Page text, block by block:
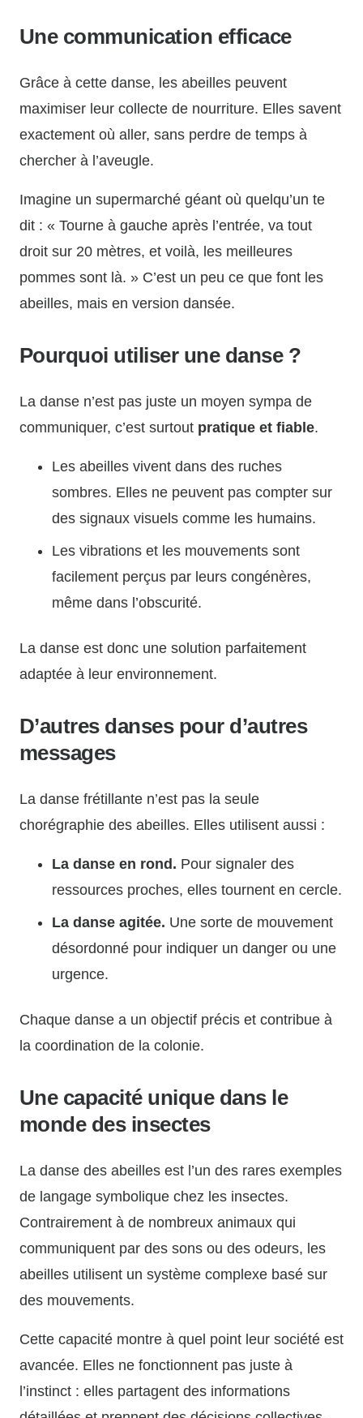
Une communication efficace
Grâce à cette danse, les abeilles peuvent
maximiser leur collecte de nourriture. Elles savent
exactement où aller, sans perdre de temps à
chercher à l’aveugle.
Imagine un supermarché géant où quelqu’un te
dit : « Tourne à gauche après l’entrée, va tout
droit sur 20 mètres, et voilà, les meilleures
pommes sont là. » C’est un peu ce que font les
abeilles, mais en version dansée.
Pourquoi utiliser une danse ?
La danse n’est pas juste un moyen sympa de
communiquer, c’est surtout pratique et fiable.
Les abeilles vivent dans des ruches
sombres. Elles ne peuvent pas compter sur
des signaux visuels comme les humains.
Les vibrations et les mouvements sont
facilement perçus par leurs congénères,
même dans l’obscurité.
La danse est donc une solution parfaitement
adaptée à leur environnement.
D’autres danses pour d’autres
messages
La danse frétillante n’est pas la seule
chorégraphie des abeilles. Elles utilisent aussi :
La danse en rond. Pour signaler des
ressources proches, elles tournent en cercle.
La danse agitée. Une sorte de mouvement
désordonné pour indiquer un danger ou une
urgence.
Chaque danse a un objectif précis et contribue à
la coordination de la colonie.
Une capacité unique dans le
monde des insectes
La danse des abeilles est l’un des rares exemples
de langage symbolique chez les insectes.
Contrairement à de nombreux animaux qui
communiquent par des sons ou des odeurs, les
abeilles utilisent un système complexe basé sur
des mouvements.
Cette capacité montre à quel point leur société est
avancée. Elles ne fonctionnent pas juste à
l’instinct : elles partagent des informations